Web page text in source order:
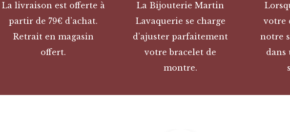
La livraison est offerte à
partir de 79€ d’achat.
Retrait en magasin
offert.
La Bijouterie Martin
Lavaquerie se charge
d’ajuster parfaitement
votre bracelet de
montre.
votre
notre
dans